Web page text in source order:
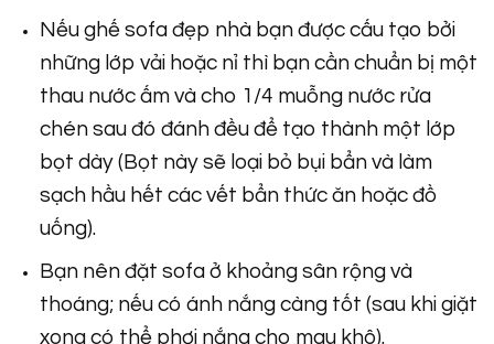
Nếu ghế sofa đẹp nhà bạn được cấu tạo bởi
những lớp vải hoặc nỉ thì bạn cần chuẩn bị một
thau nước ấm và cho 1/4 muỗng nước rửa
chén sau đó đánh đều để tạo thành một lớp
bọt dày (Bọt này sẽ loại bỏ bụi bẩn và làm
sạch hầu hết các vết bẩn thức ăn hoặc đồ
uống).
Bạn nên đặt sofa ở khoảng sân rộng và
thoáng; nếu có ánh nắng càng tốt (sau khi giặt
xong có thể phơi nắng cho mau khô).